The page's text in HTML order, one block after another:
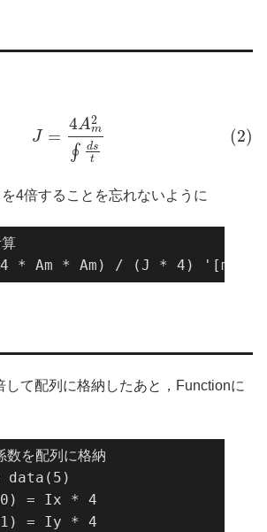
J =
4A2
m
∮ ds
t
(2)
を4倍することを忘れないように
* Am * Am) / (J * 4) '[mm^4]
して配列に格納したあと，Functionに
数を配列に格納
data(5)
= Ix * 4
= Iy * 4